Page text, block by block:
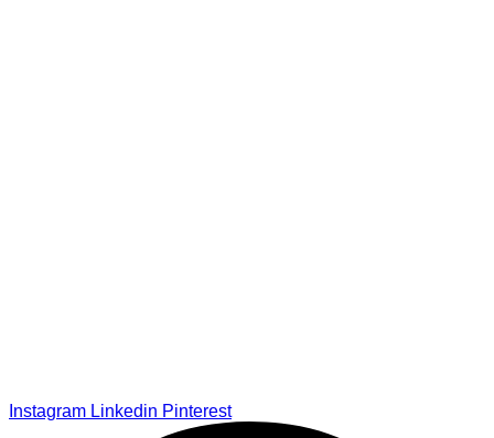
Instagram Linkedin Pinterest